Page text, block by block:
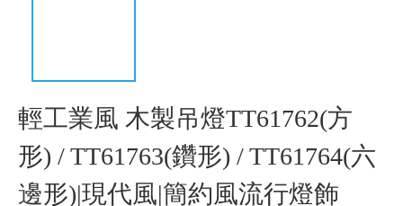
輕工業風 木製吊燈TT61762(方
形) / TT61763(鑽形) / TT61764(六
邊形)|現代風|簡約風流行燈飾